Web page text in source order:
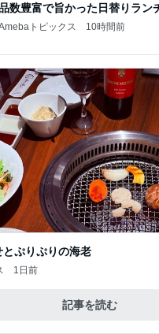
数豊富で旨かった日替りラン
トピックス 10時間前
ぷりぷりの海老
1日前
記事を読む